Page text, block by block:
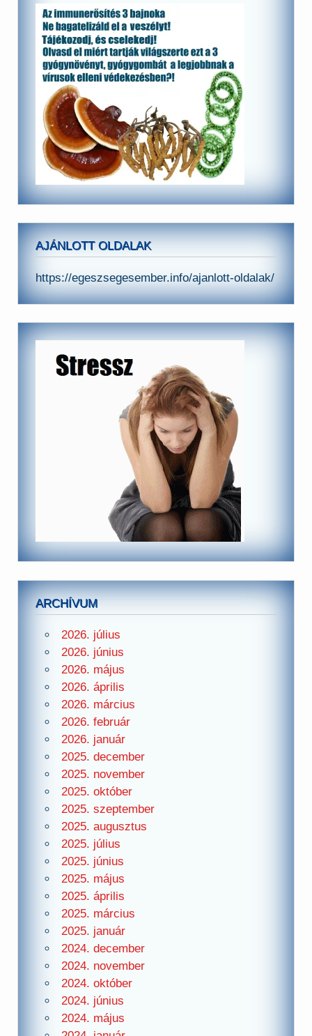
AJÁNLOTT OLDALAK
https://egeszsegesember.info/ajanlott-oldalak/
ARCHÍVUM
2026. július
2026. június
2026. május
2026. április
2026. március
2026. február
2026. január
2025. december
2025. november
2025. október
2025. szeptember
2025. augusztus
2025. július
2025. június
2025. május
2025. április
2025. március
2025. január
2024. december
2024. november
2024. október
2024. június
2024. május